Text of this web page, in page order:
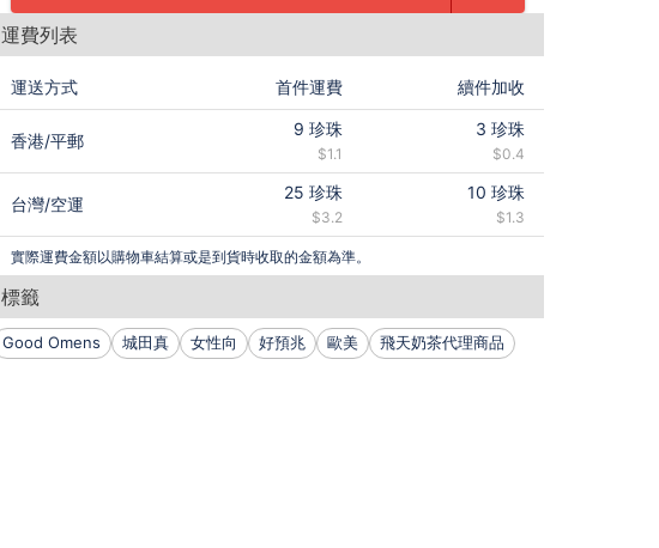
運費列表
運送方式 首件運費 續件加收
香港/平郵
9 珍珠
$1.1
3 珍珠
$0.4
台灣/空運
25 珍珠
$3.2
10 珍珠
$1.3
實際運費金額以購物車結算或是到貨時收取的金額為準。
標籤
Good Omens 城田真 女性向 好預兆 歐美 飛天奶茶代理商品